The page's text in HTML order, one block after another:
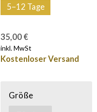
5–12 Tage
35,00 €
inkl. MwSt
Kostenloser Versand
Größe